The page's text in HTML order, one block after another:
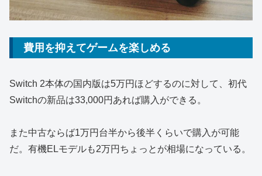
費用を抑えてゲームを楽しめる
Switch 2本体の国内版は5万円ほどするのに対して、初代
Switchの新品は33,000円あれば購入ができる。
また中古ならば1万円台半から後半くらいで購入が可能
だ。有機ELモデルも2万円ちょっとが相場になっている。